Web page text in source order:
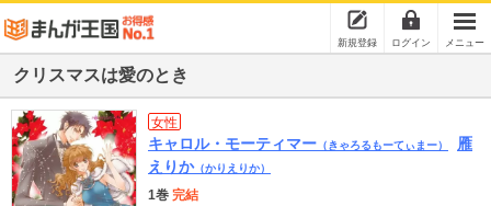
新規登録 ログイン メニュー
クリスマスは愛のとき
女性
キャロル・モーティマー （きゃろるもーてぃまー）
雁
えりか（かりえりか）
1巻 完結